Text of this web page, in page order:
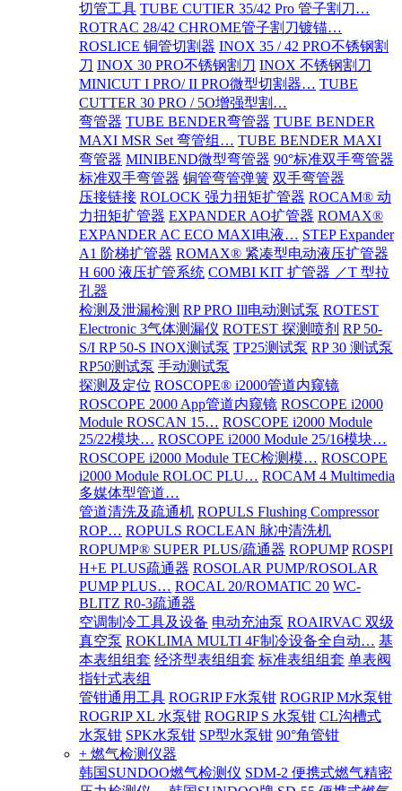
切管工具 TUBE CUTIER 35/42 Pro 管子割刀…
ROTRAC 28/42 CHROME管子割刀镀锚…
ROSLICE 铜管切割器 INOX 35 / 42 PRO不锈钢割
刀 INOX 30 PRO不锈钢割刀 INOX 不锈钢割刀
MINICUT I PRO/ II PRO微型切割器… TUBE
CUTTER 30 PRO / 5O增强型割…
弯管器 TUBE BENDER弯管器 TUBE BENDER
MAXI MSR Set 弯管组… TUBE BENDER MAXI
弯管器 MINIBEND微型弯管器 90°标准双手弯管器
标准双手弯管器 铜管弯管弹簧 双手弯管器
压接链接 ROLOCK 强力扭矩扩管器 ROCAM® 动
力扭矩扩管器 EXPANDER AO扩管器 ROMAX®
EXPANDER AC ECO MAXI电液… STEP Expander
A1 阶梯扩管器 ROMAX® 紧凑型电动液压扩管器
H 600 液压扩管系统 COMBI KIT 扩管器 ／T 型拉
孔器
检测及泄漏检测 RP PRO Ill电动测试泵 ROTEST
Electronic 3气体测漏仪 ROTEST 探测喷剂 RP 50-
S/I RP 50-S INOX测试泵 TP25测试泵 RP 30 测试泵
RP50测试泵 手动测试泵
探测及定位 ROSCOPE® i2000管道内窥镜
ROSCOPE 2000 App管道内窥镜 ROSCOPE i2000
Module ROSCAN 15… ROSCOPE i2000 Module
25/22模块… ROSCOPE i2000 Module 25/16模块…
ROSCOPE i2000 Module TEC检测模… ROSCOPE
i2000 Module ROLOC PLU… ROCAM 4 Multimedia
多媒体型管道…
管道清洗及疏通机 ROPULS Flushing Compressor
ROP… ROPULS ROCLEAN 脉冲清洗机
ROPUMP® SUPER PLUS/疏通器 ROPUMP ROSPI
H+E PLUS疏通器 ROSOLAR PUMP/ROSOLAR
PUMP PLUS… ROCAL 20/ROMATIC 20 WC-
BLITZ R0-3疏通器
空调制冷工具及设备 电动充油泵 ROAIRVAC 双级
真空泵 ROKLIMA MULTI 4F制冷设备全自动… 基
本表组组套 经济型表组组套 标准表组组套 单表阀
指针式表组
管钳通用工具 ROGRIP F水泵钳 ROGRIP M水泵钳
ROGRIP XL 水泵钳 ROGRIP S 水泵钳 CL沟槽式
水泵钳 SPK水泵钳 SP型水泵钳 90°角管钳
+ 燃气检测仪器
韩国SUNDOO燃气检测仪 SDM-2 便携式燃气精密